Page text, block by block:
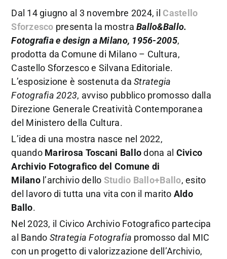
Dal 14 giugno al 3 novembre 2024, il Castello
Sforzesco presenta la mostraBallo&Ballo.
Fotografia e design a Milano, 1956-2005,
prodotta da Comune di Milano – Cultura,
Castello Sforzesco e Silvana Editoriale.
L’esposizione è sostenuta daStrategia
Fotografia 2023, avviso pubblico promosso dalla
Direzione Generale Creatività Contemporanea
del Ministero della Cultura.
L’idea di una mostra nasce nel 2022,
quando Marirosa Toscani Ballodona al Civico
Archivio Fotografico del Comune di
Milanol’archivio dello Studio Ballo+Ballo, esito
del lavoro di tutta una vita con il marito Aldo
Ballo.
Nel 2023, il Civico Archivio Fotografico partecipa
al Bando Strategia Fotografia promosso dal MIC
con un progetto di valorizzazione dell’Archivio,